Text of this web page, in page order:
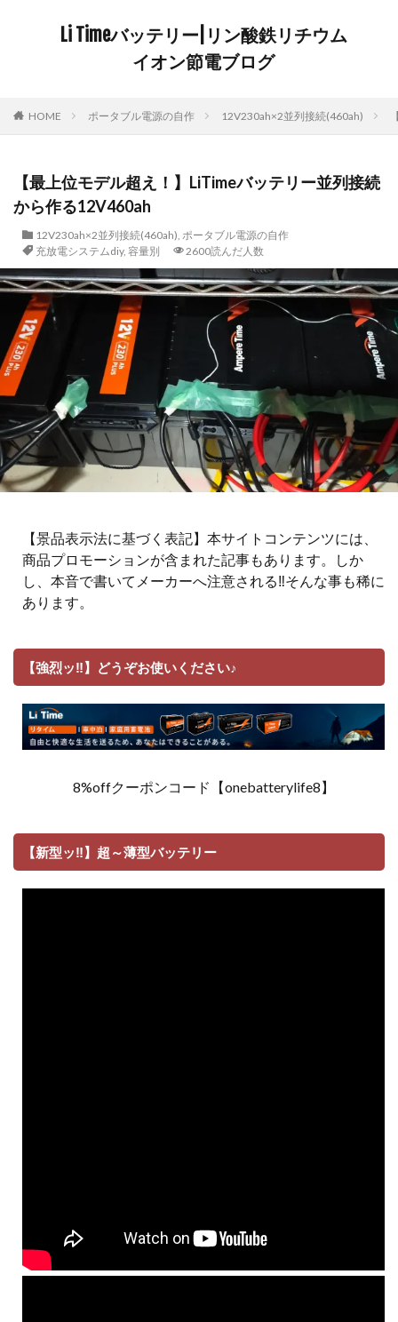
Li Timeバッテリー|リン酸鉄リチウム
イオン節電ブログ
HOME ポータブル電源の自作 12V230ah×2並列接続(460ah)
【最上位モデル超え！】LiTimeバッテリー並列接続
から作る12V460ah
12V230ah×2並列接続(460ah), ポータブル電源の自作
充放電システムdiy, 容量別 2600読んだ人数
【景品表示法に基づく表記】本サイトコンテンツには、
商品プロモーションが含まれた記事もあります。しか
し、本音で書いてメーカーへ注意される‼そんな事も稀に
あります。
【強烈ッ‼】どうぞお使いください♪
8%offクーポンコード【onebatterylife8】
【新型ッ‼】超～薄型バッテリー